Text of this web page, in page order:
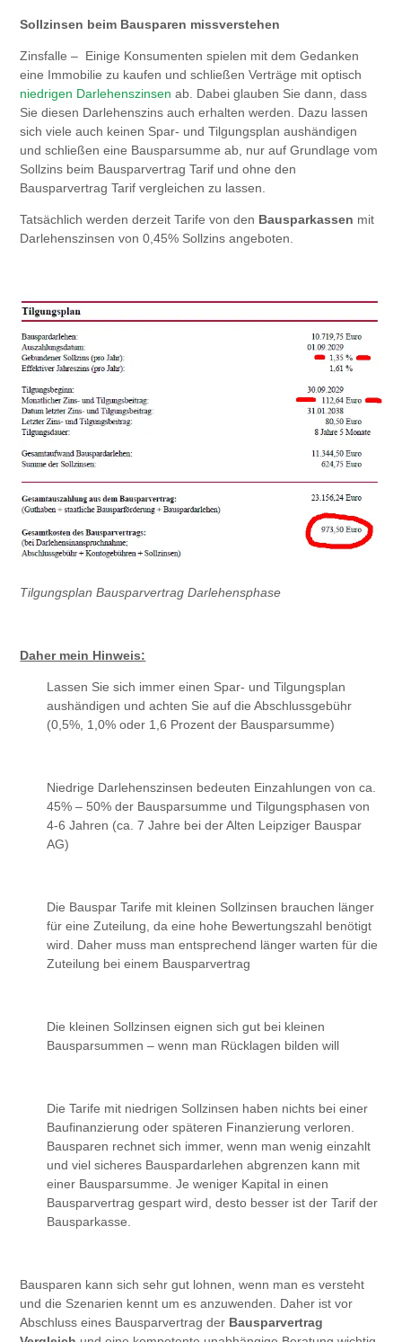
Sollzinsen beim Bausparen missverstehen
Zinsfalle – Einige Konsumenten spielen mit dem Gedanken
eine Immobilie zu kaufen und schließen Verträge mit optisch
niedrigen Darlehenszinsen ab. Dabei glauben Sie dann, dass
Sie diesen Darlehenszins auch erhalten werden. Dazu lassen
sich viele auch keinen Spar- und Tilgungsplan aushändigen
und schließen eine Bausparsumme ab, nur auf Grundlage vom
Sollzins beim Bausparvertrag Tarif und ohne den
Bausparvertrag Tarif vergleichen zu lassen.
Tatsächlich werden derzeit Tarife von den Bausparkassen mit
Darlehenszinsen von 0,45% Sollzins angeboten.
Tilgungsplan Bausparvertrag Darlehensphase
Daher mein Hinweis:
Lassen Sie sich immer einen Spar- und Tilgungsplan
aushändigen und achten Sie auf die Abschlussgebühr
(0,5%, 1,0% oder 1,6 Prozent der Bausparsumme)
Niedrige Darlehenszinsen bedeuten Einzahlungen von ca.
45% – 50% der Bausparsumme und Tilgungsphasen von
4-6 Jahren (ca. 7 Jahre bei der Alten Leipziger Bauspar
AG)
Die Bauspar Tarife mit kleinen Sollzinsen brauchen länger
für eine Zuteilung, da eine hohe Bewertungszahl benötigt
wird. Daher muss man entsprechend länger warten für die
Zuteilung bei einem Bausparvertrag
Die kleinen Sollzinsen eignen sich gut bei kleinen
Bausparsummen – wenn man Rücklagen bilden will
Die Tarife mit niedrigen Sollzinsen haben nichts bei einer
Baufinanzierung oder späteren Finanzierung verloren.
Bausparen rechnet sich immer, wenn man wenig einzahlt
und viel sicheres Bauspardarlehen abgrenzen kann mit
einer Bausparsumme. Je weniger Kapital in einen
Bausparvertrag gespart wird, desto besser ist der Tarif der
Bausparkasse.
Bausparen kann sich sehr gut lohnen, wenn man es versteht
und die Szenarien kennt um es anzuwenden. Daher ist vor
Abschluss eines Bausparvertrag der Bausparvertrag